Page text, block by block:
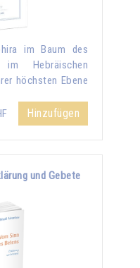
im Baum des
Hebräischen
höchsten Ebene
Hinzufügen
und Gebete